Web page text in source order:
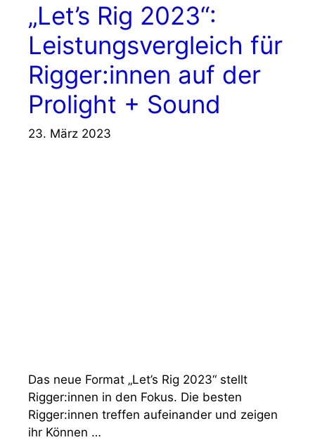
„Let’s Rig 2023“:
Leistungsvergleich für
Rigger:innen auf der
Prolight + Sound
23. März 2023
Das neue Format „Let’s Rig 2023“ stellt
Rigger:innen in den Fokus. Die besten
Rigger:innen treffen aufeinander und zeigen
ihr Können …